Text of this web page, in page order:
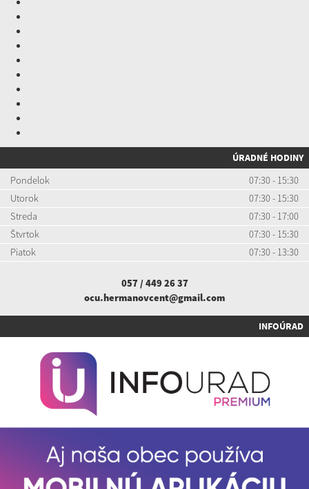
ÚRADNÉ HODINY
Pondelok
07:30 - 15:30
Utorok
07:30 - 15:30
Streda
07:30 - 17:00
Štvrtok
07:30 - 15:30
Piatok
07:30 - 13:30
057 / 449 26 37
ocu.hermanovcent@gmail.com
INFOÚRAD